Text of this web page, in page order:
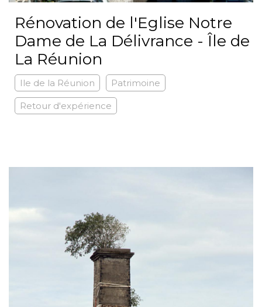
Rénovation de l'Eglise Notre
Dame de La Délivrance - Île de
La Réunion
Ile de la Réunion Patrimoine
Retour d'expérience